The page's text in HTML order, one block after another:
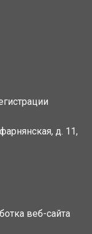
д. 11,
веб-сайта